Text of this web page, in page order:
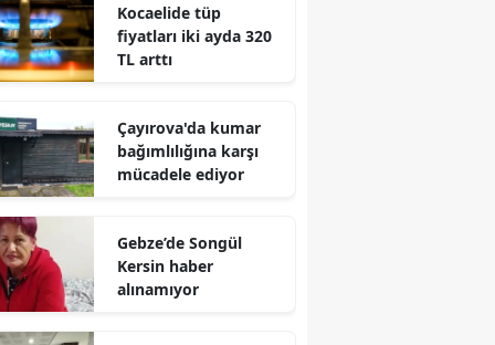
Gümüşhane
Hakkari
Isparta
İstanbul
İzmir
Kocaelide tüp
fiyatları iki ayda 320
TL arttı
Çayırova'da kumar
bağımlılığına karşı
mücadele ediyor
Gebze’de Songül
Kersin haber
alınamıyor